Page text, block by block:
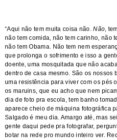
“Aqui não tem muita coisa não.Não,
não tem comida, não tem carinho, não
não tem Obama. Não tem nem
que prolonga o sofrimento e isso a
doente, uma mosquitada que não
dentro de casa mesmo. São os nossos
uma resistência para viver com os pés
os maruins, que eu acho que nem
dia de foto pra escola, tem banho
aparece cheio de máquina fotográfica
Salgado é meu dia. Amargo até, mas
gente daqui pede pra fotografar,
botar na rede pro mundo inteiro ver.